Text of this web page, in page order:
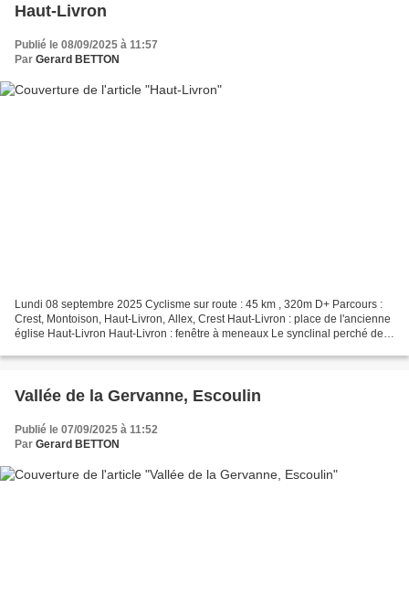
Haut-Livron
Publié le 08/09/2025 à 11:57
Par Gerard BETTON
Lundi 08 septembre 2025 Cyclisme sur route : 45 km , 320m D+ Parcours :
Crest, Montoison, Haut-Livron, Allex, Crest Haut-Livron : place de l'ancienne
église Haut-Livron Haut-Livron : fenêtre à meneaux Le synclinal perché de
Vallée de la Gervanne, Escoulin
Publié le 07/09/2025 à 11:52
Par Gerard BETTON